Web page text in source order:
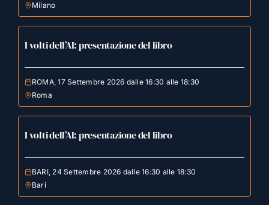
Milano
I volti dell’AI: presentazione del libro
ROMA, 17 Settembre 2026 dalle 16:30 alle 18:30
Roma
I volti dell’AI: presentazione del libro
BARI, 24 Settembre 2026 dalle 16:30 alle 18:30
Bari